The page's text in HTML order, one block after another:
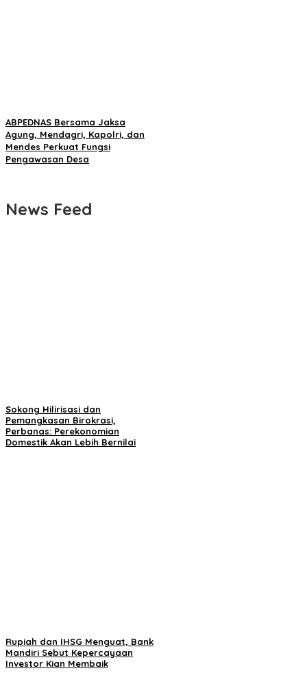
ABPEDNAS Bersama Jaksa
Agung, Mendagri, Kapolri, dan
Mendes Perkuat Fungsi
Pengawasan Desa
News Feed
Sokong Hilirisasi dan
Pemangkasan Birokrasi,
Perbanas: Perekonomian
Domestik Akan Lebih Bernilai
Rupiah dan IHSG Menguat, Bank
Mandiri Sebut Kepercayaan
Investor Kian Membaik